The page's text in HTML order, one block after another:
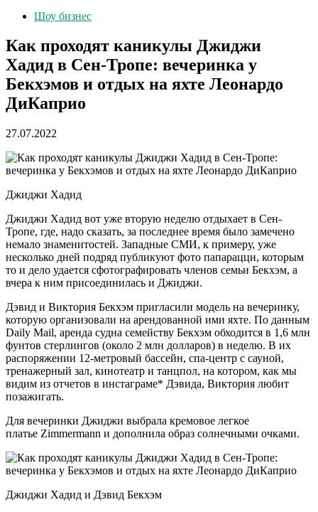
Шоу бизнес
Как проходят каникулы Джиджи
Хадид в Сен-Тропе: вечеринка у
Бекхэмов и отдых на яхте Леонардо
ДиКаприо
27.07.2022
Джиджи Хадид
Джиджи Хадид вот уже вторую неделю отдыхает в Сен-
Тропе, где, надо сказать, за последнее время было замечено
немало знаменитостей. Западные СМИ, к примеру, уже
несколько дней подряд публикуют фото папарацци, которым
то и дело удается сфотографировать членов семьи Бекхэм, а
вчера к ним присоединилась и Джиджи.
Дэвид и Виктория Бекхэм пригласили модель на вечеринку,
которую организовали на арендованной ими яхте. По данным
Daily Mail, аренда судна семейству Бекхэм обходится в 1,6 млн
фунтов стерлингов (около 2 млн долларов) в неделю. В их
распоряжении 12-метровый бассейн, спа-центр с сауной,
тренажерный зал, кинотеатр и танцпол, на котором, как мы
видим из отчетов в инстаграме* Дэвида, Виктория любит
позажигать.
Для вечеринки Джиджи выбрала кремовое легкое
платье Zimmermann и дополнила образ солнечными очками.
Джиджи Хадид и Дэвид Бекхэм